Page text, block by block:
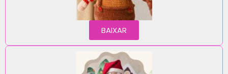
BAIXAR